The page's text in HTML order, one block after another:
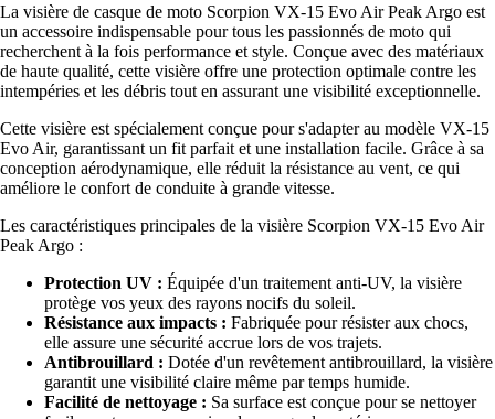
La visière de casque de moto Scorpion VX-15 Evo Air Peak Argo est
un accessoire indispensable pour tous les passionnés de moto qui
recherchent à la fois performance et style. Conçue avec des matériaux
de haute qualité, cette visière offre une protection optimale contre les
intempéries et les débris tout en assurant une visibilité exceptionnelle.
Cette visière est spécialement conçue pour s'adapter au modèle VX-15
Evo Air, garantissant un fit parfait et une installation facile. Grâce à sa
conception aérodynamique, elle réduit la résistance au vent, ce qui
améliore le confort de conduite à grande vitesse.
Les caractéristiques principales de la visière Scorpion VX-15 Evo Air
Peak Argo :
Protection UV : Équipée d'un traitement anti-UV, la visière
protège vos yeux des rayons nocifs du soleil.
Résistance aux impacts : Fabriquée pour résister aux chocs,
elle assure une sécurité accrue lors de vos trajets.
Antibrouillard : Dotée d'un revêtement antibrouillard, la visière
garantit une visibilité claire même par temps humide.
Facilité de nettoyage : Sa surface est conçue pour se nettoyer